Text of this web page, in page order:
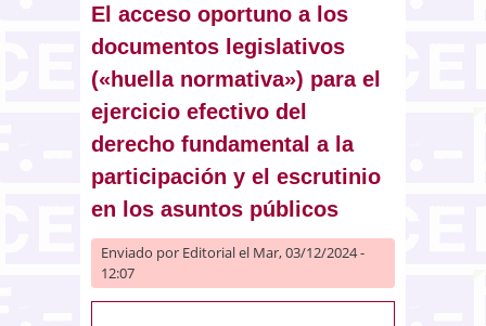
pendientes e incumplimiento de
los laudos arbitrales que
condenan a España
El acceso oportuno a los
documentos legislativos
(«huella normativa») para el
ejercicio efectivo del
derecho fundamental a la
participación y el escrutinio
en los asuntos públicos
Enviado por Editorialel Mar, 03/12/2024 -
12:07